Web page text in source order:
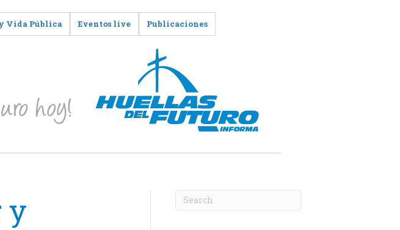
Vida Pública Eventos live Publicaciones
y